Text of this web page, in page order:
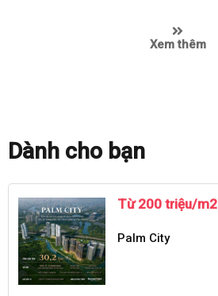
Xem thêm
Dành cho bạn
Từ 200 triệu/m2
Palm City